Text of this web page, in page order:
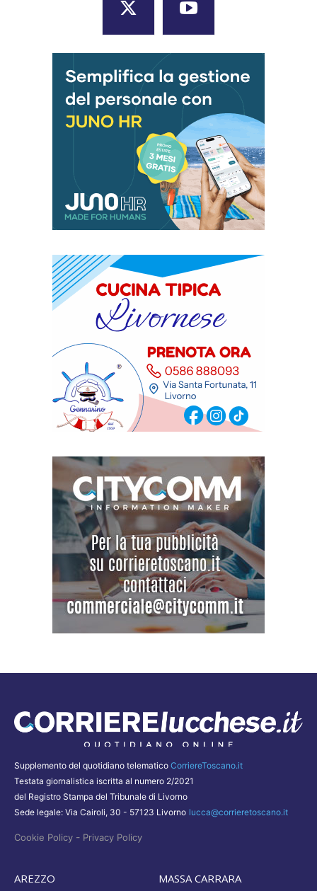
Supplemento del quotidiano telematico CorriereToscano.it
Testata giornalistica iscritta al numero 2/2021
del Registro Stampa del Tribunale di Livorno
Sede legale: Via Cairoli, 30 - 57123 Livorno lucca@corrieretoscano.it
Cookie Policy - Privacy Policy
AREZZO
MASSA CARRARA